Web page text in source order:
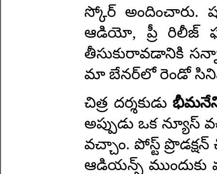
స్కోర్‌ అందించారు.
ఆడియో, ప్రీ రిలీజ్‌
తీసుకురావడానికి
మా బేనర్‌లో రెండో
చిత్ర దర్శకుడు
అప్పుడు ఒక న్యూస్‌
వచ్చాం. పోస్ట్‌
ఆడియన్స్‌ ముందుకు